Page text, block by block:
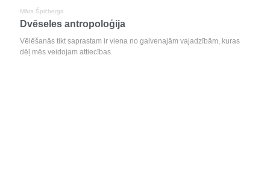
Māra Špicberga
Dvēseles antropoloģija
Vēlēšanās tikt saprastam ir viena no galvenajām vajadzībām, kuras
dēļ mēs veidojam attiecības.